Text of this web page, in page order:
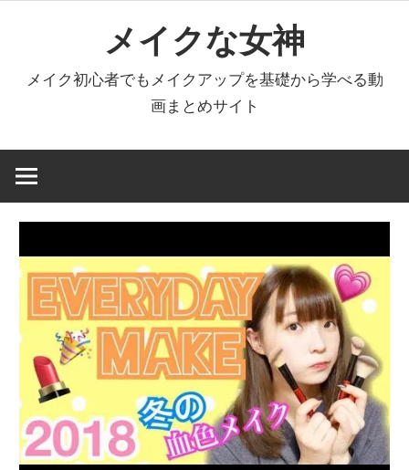
へ
キ
メイクな女神
メイク初心者でもメイクアップを基礎から学べる動
画まとめサイト